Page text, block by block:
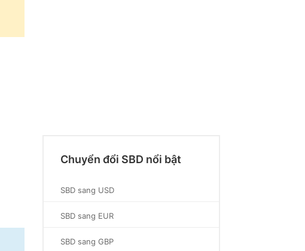
Chuyển đổi SBD nổi bật
SBD sang USD
SBD sang EUR
SBD sang GBP